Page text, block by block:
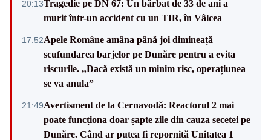
20:13Tragedie pe DN 67: Un bărbat de 33 de ani a
murit într-un accident cu un TIR, în Vâlcea
17:52Apele Române amâna până joi dimineață
scufundarea barjelor pe Dunăre pentru a evita
riscurile. „Dacă există un minim risc, operațiunea
se va anula”
21:49Avertisment de la Cernavodă: Reactorul 2 mai
poate funcționa doar șapte zile din cauza secetei pe
Dunăre. Când ar putea fi repornită Unitatea 1